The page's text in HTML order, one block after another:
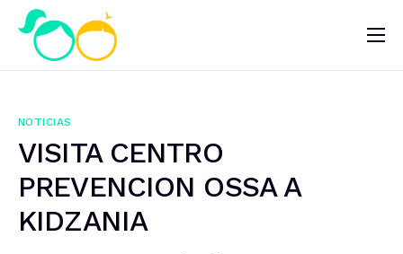
Nosotros
Noticias
¿Quieres ayudar?
NOTICIAS
VISITA CENTRO
PREVENCION OSSA A
KIDZANIA